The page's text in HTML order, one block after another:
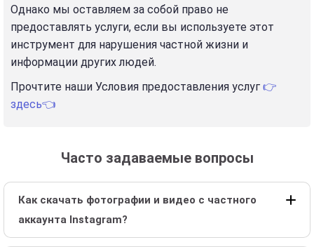
Однако мы оставляем за собой право не
предоставлять услуги, если вы используете этот
инструмент для нарушения частной жизни и
информации других людей.
Прочтите наши Условия предоставления услуг 👉
здесь👈
Часто задаваемые вопросы
Как скачать фотографии и видео с частного
аккаунта Instagram?